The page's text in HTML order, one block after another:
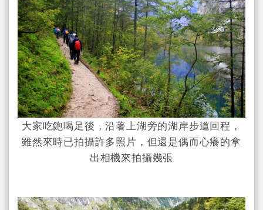
大家吃飽喝足後，沿著上湖旁的湖岸步道回程，
雖然來時已拍攝許多照片，但還是偶而心癢的拿
出相機來拍攝幾張